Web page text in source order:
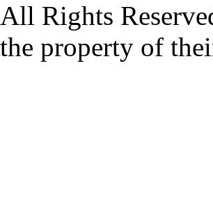
All Rights
the property of